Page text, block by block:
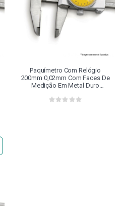
Paquímetro Com Relógio
200mm 0,02mm Com Faces De
Medição Em Metal Duro